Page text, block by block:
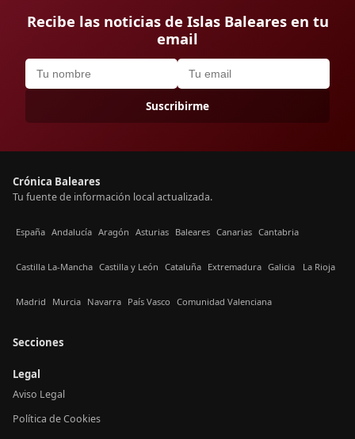
Recibe las noticias de Islas Baleares en tu
email
Suscribirme
Crónica Baleares
Tu fuente de información local actualizada.
España Andalucía Aragón Asturias Baleares Canarias Cantabria
Castilla La-Mancha Castilla y León Cataluña Extremadura Galicia La Rioja
Madrid Murcia Navarra País Vasco Comunidad Valenciana
Secciones
Legal
Aviso Legal
Política de Cookies